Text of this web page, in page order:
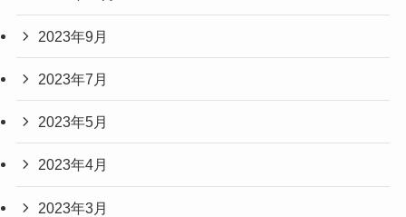
2023年9月
2023年7月
2023年5月
2023年4月
2023年3月